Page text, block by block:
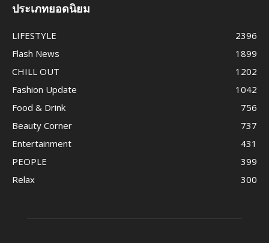
ประเภทยอดนิยม
LIFESTYLE
2396
Flash News
1899
CHILL OUT
1202
Fashion Update
1042
Food & Drink
756
Beauty Corner
737
Entertainment
431
PEOPLE
399
Relax
300